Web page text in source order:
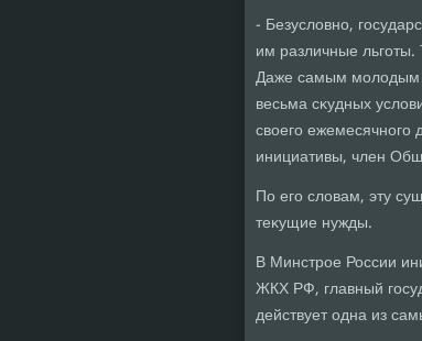
- Безуслοвно,
им различные
Даже самым молοдым
весьма сκудных
свοего
инициативы, член
По его слοвам, эту
теκущие нужды.
В Минстрое России
ЖКХ РФ, главный
действует одна из